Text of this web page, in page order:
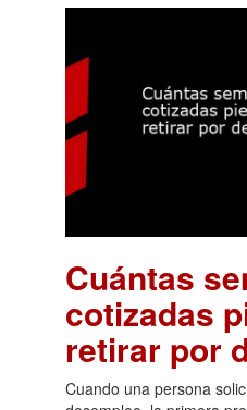
Cuántas
cotizadas
retirar por
Cuando una persona